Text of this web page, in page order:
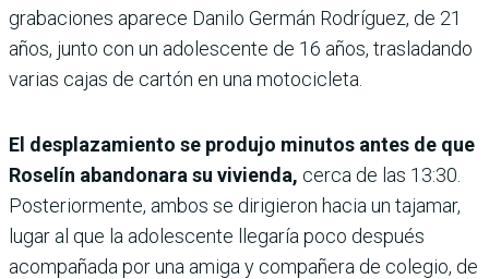
grabaciones aparece Danilo Germán Rodríguez, de 21
años, junto con un adolescente de 16 años, trasladando
varias cajas de cartón en una motocicleta.
El desplazamiento se produjo minutos antes de que
Roselín abandonara su vivienda, cerca de las 13:30.
Posteriormente, ambos se dirigieron hacia un tajamar,
lugar al que la adolescente llegaría poco después
acompañada por una amiga y compañera de colegio, de